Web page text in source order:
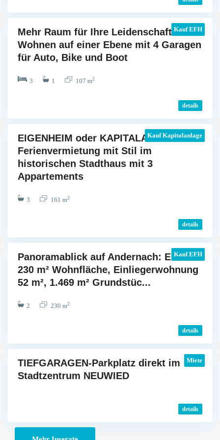
Mehr Raum für Ihre Leidenschaft:
Wohnen auf einer Ebene mit 4 Garagen
für Auto, Bike und Boot
3 1 107 m2
details
Kauf EFH
n
d
EIGENHEIM oder KAPITALANLAGE:
Ferienvermietung mit Stil im
historischen Stadthaus mit 3
Appartements
3 161 m2
details
Kauf Kapitalanlage
A
d
r
Panoramablick auf Andernach: EFH mit
230 m² Wohnfläche, Einliegerwohnung
52 m², 1.469 m² Grundstüc...
2 230 m2
details
Kauf EFH
N
e
u
TIEFGARAGEN-Parkplatz direkt im
Stadtzentrum NEUWIED
details
Miete